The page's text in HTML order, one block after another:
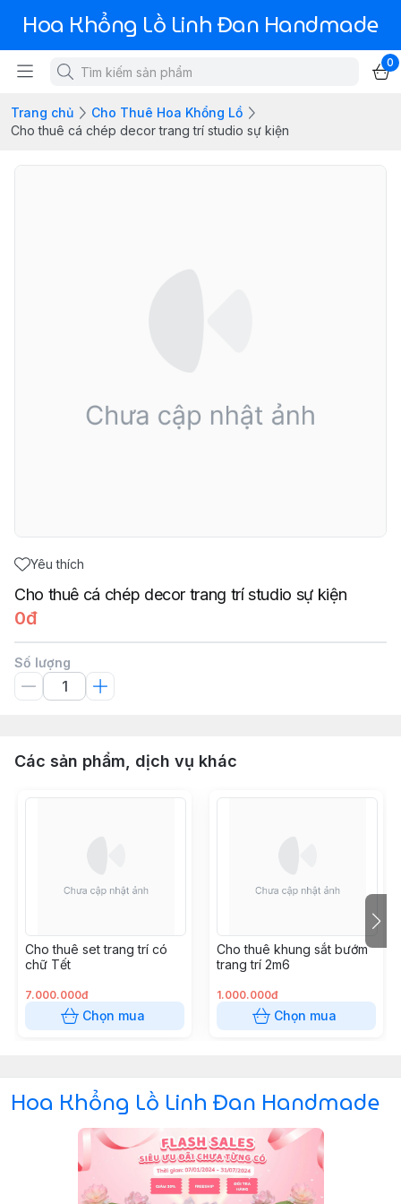
Hoa Khổng Lồ Linh Đan Handmade
0
Trang chủ
Cho Thuê Hoa Khổng Lồ
Cho thuê cá chép decor trang trí studio sự kiện
Yêu thích
Cho thuê cá chép decor trang trí studio sự kiện
0đ
Số lượng
Các sản phẩm, dịch vụ khác
Cho thuê set trang trí có
chữ Tết
7.000.000đ
Chọn mua
Cho thuê khung sắt bướm
trang trí 2m6
1.000.000đ
Chọn mua
Hoa Khổng Lồ Linh Đan Handmade